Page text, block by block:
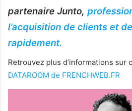
partenaire Junto,
l’acquisition de clients et
rapidement.
Retrouvez plus d’informations sur
DATAROOM de FRENCHWEB.FR